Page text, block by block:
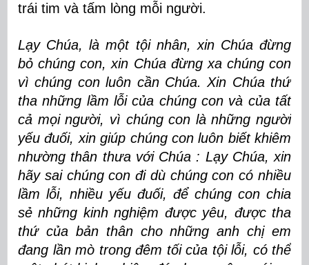
trái tim và tấm lòng mỗi người.
Lạy Chúa, là một tội nhân, xin Chúa đừng
bỏ chúng con, xin Chúa đừng xa chúng con
vì chúng con luôn cần Chúa. Xin Chúa thứ
tha những lầm lỗi của chúng con và của tất
cả mọi người, vì chúng con là những người
yếu đuối, xin giúp chúng con luôn biết khiêm
nhường thân thưa với Chúa : Lạy Chúa, xin
hãy sai chúng con đi dù chúng con có nhiều
lầm lỗi, nhiều yếu đuối, để chúng con chia
sẻ những kinh nghiệm được yêu, được tha
thứ của bản thân cho những anh chị em
đang lần mò trong đêm tối của tội lỗi, có thể